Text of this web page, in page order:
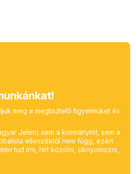
meg a megtisztelő figyelmüket és
Jelen) sem a kormánytól, sem a
ellenzéktől nem függ, ezért
tud írni, hírt közölni, oknyomozni,